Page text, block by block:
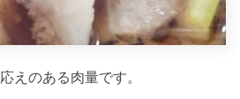
えのある肉量です。